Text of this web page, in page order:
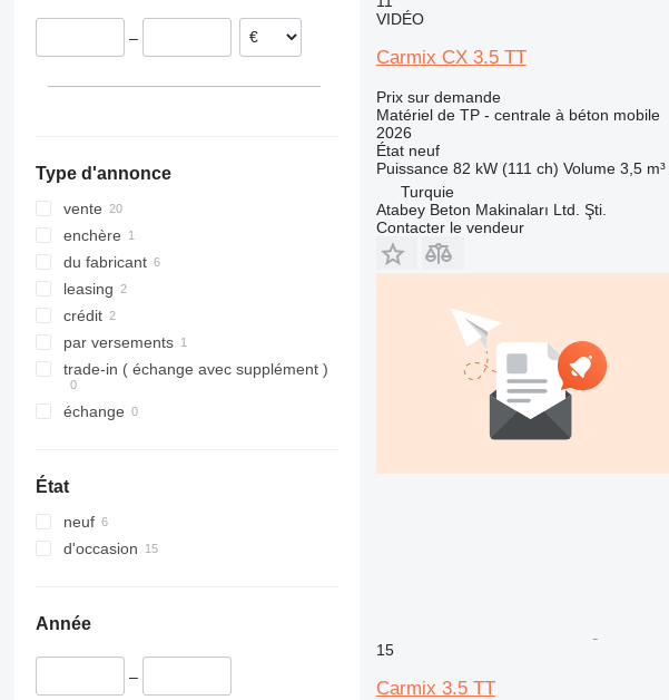
312
318
319
320
321
322
323
324
325
329
345
349
374
390
427
8008
8018
8025
8026
8030
8035
CT
JS
NXT
Vibromax
3369
Pecolift
Toucan
XS
–
Type d'annonce
vente
enchère
du fabricant
leasing
crédit
par versements
trade-in ( échange avec supplément )
échange
État
neuf
d'occasion
Année
–
VIDÉO
Carmix CX 3.5 TT
Prix sur demande
Matériel de TP - centrale à béton mobile
2026
Étatneuf
Puissance 82 kW (111 ch) Volume 3,5 m³
Turquie
Atabey Beton Makinaları Ltd. Şti.
Contacter le vendeur
15
Carmix 3.5 TT